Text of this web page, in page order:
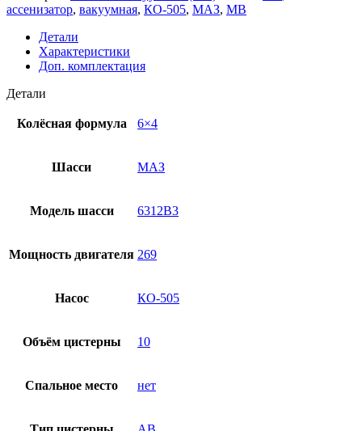
ассенизатор, вакуумная, КО-505, МАЗ, МВ
Детали
Характеристики
Доп. комплектация
Детали
Колёсная формула 6×4
Шасси МАЗ
Модель шасси 6312В3
Мощность двигателя 269
Насос КО-505
Объём цистерны 10
Спальное место нет